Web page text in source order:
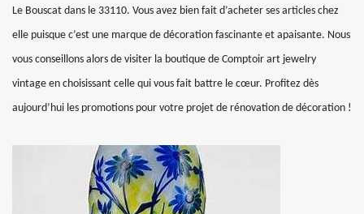
Le Bouscat dans le 33110. Vous avez bien fait d’acheter ses articles chez
elle puisque c’est une marque de décoration fascinante et apaisante. Nous
vous conseillons alors de visiter la boutique de Comptoir art jewelry
vintage en choisissant celle qui vous fait battre le cœur. Profitez dès
aujourd’hui les promotions pour votre projet de rénovation de décoration !